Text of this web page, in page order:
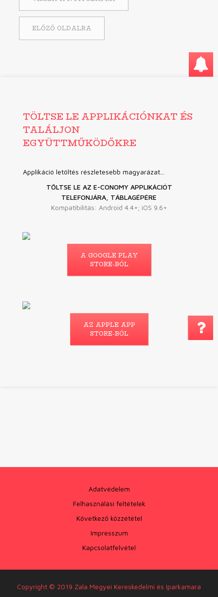
ELŐZŐ OLDALRA
TÖLTSE LE APPLIKÁCIÓNKAT ÉS
TALÁLJON
EGYÜTTMŰKÖDŐKRE
Applikáció letöltés részletesebb magyarázat...
TÖLTSE LE AZ E-CONOMY APPLIKÁCIÓT
TELEFONJÁRA, TÁBLAGÉPÉRE
Kompatibilitás: Android 4.4+; iOS 9.6+
A GOOGLE PLAY
STORE-BÓL
AZ APPLE APP
STORE-BÓL
Adatvédelem
Felhasználási feltételek
Következő közzététel
Impresszum
Kapcsolatfelvétel
Copyright © 2019 Zala Megyei Kereskedelmi és Iparkamara
Megjegyzés